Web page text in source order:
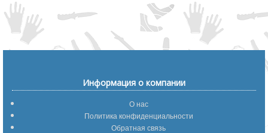
Информация о компании
О нас
Политика конфиденциальности
Обратная связь